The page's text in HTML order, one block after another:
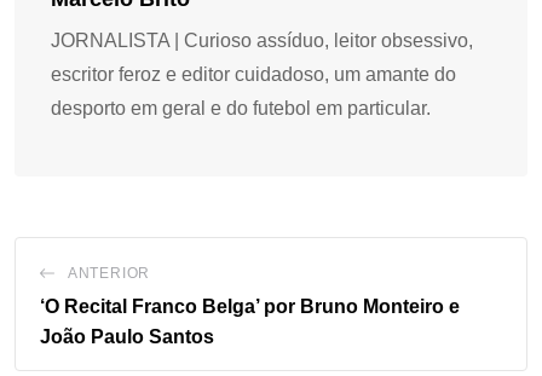
JORNALISTA | Curioso assíduo, leitor obsessivo,
escritor feroz e editor cuidadoso, um amante do
desporto em geral e do futebol em particular.
ANTERIOR
‘O Recital Franco Belga’ por Bruno Monteiro e
João Paulo Santos